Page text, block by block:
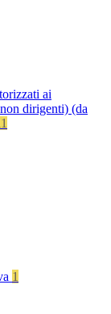
ai
dirigenti) (da
1